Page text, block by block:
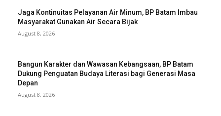
Jaga Kontinuitas Pelayanan Air Minum, BP Batam Imbau
Masyarakat Gunakan Air Secara Bijak
August 8, 2026
Bangun Karakter dan Wawasan Kebangsaan, BP Batam
Dukung Penguatan Budaya Literasi bagi Generasi Masa
Depan
August 8, 2026